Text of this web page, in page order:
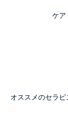
ケア
オススメのセラ